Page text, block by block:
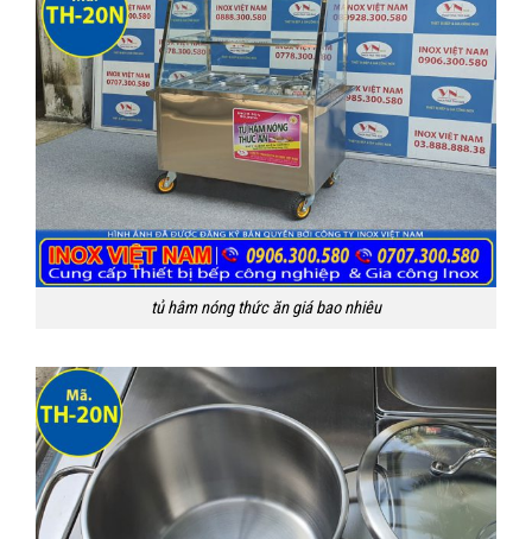
tủ hâm nóng thức ăn giá bao nhiêu